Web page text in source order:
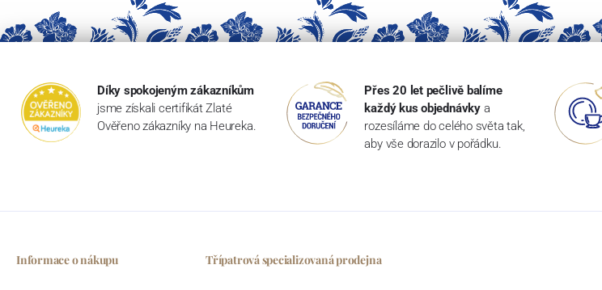
Díky spokojeným zákazníkům
jsme získali certifikát Zlaté
Ověřeno zákazníky na Heureka.
Přes 20 let pečlivě balíme
každý kus objednávky a
rozesíláme do celého světa tak,
aby vše dorazilo v pořádku.
Informace o nákupu Třípatrová specializovaná prodejna